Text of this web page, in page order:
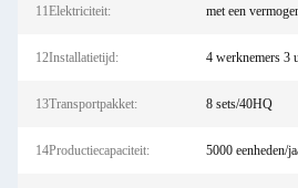
11Elektriciteit: met een
12Installatietijd: 4 werknemers 3
13Transportpakket: 8 sets/40HQ
14Productiecapaciteit: 5000 eenheden/